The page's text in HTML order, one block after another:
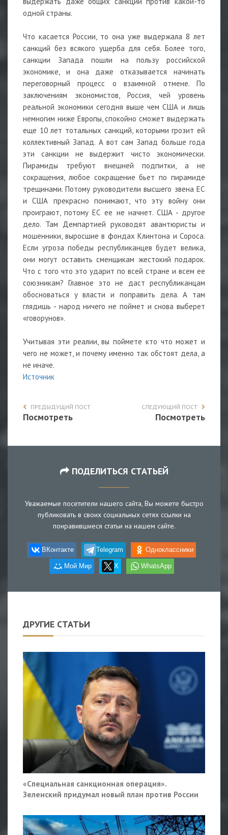
одной страны.
Что касается России, то она уже выдержала 8 лет
санкций без всякого ущерба для себя. Более того,
санкции Запада пошли на пользу российской
экономике, и она даже отказывается начинать
переговорный процесс о взаимной отмене. По
заключениям экономистов, Россия, чей уровень
реальной экономики сегодня выше чем США и лишь
немногим ниже Европы, спокойно сможет выдержать
еще 10 лет тотальных санкций, которыми грозит ей
коллективный Запад. А вот сам Запад больше года
эти санкции не выдержит чисто экономически.
Пирамиды требуют внешней подпитки, а не
сокращения, любое сокращение бьет по пирамиде
трещинами. Потому руководители высшего звена ЕС
и США прекрасно понимают, что эту войну они
проиграют, потому ЕС ее не начнет. США - другое
дело. Там Демпартией руководят авантюристы и
мошенники, выросшие в фондах Клинтона и Сороса.
Если угроза победы республиканцев будет велика,
они могут оставить сменщикам жестокий подарок.
Что с того что это ударит по всей стране и всем ее
союзникам? Главное это не даст республиканцам
обосноваться у власти и поправить дела. А там
глядишь - народ ничего не поймет и снова выберет
«говорунов».
Учитывая эти реалии, вы поймете кто что может и
чего не может, и почему именно так обстоят дела, а
не иначе.
Источник
ПРЕДЫДУЩИЙ ПОСТ
Посмотреть
СЛЕДУЮЩИЙ ПОСТ
Посмотреть
ПОДЕЛИТЬСЯ СТАТЬЕЙ
Уважаемые посетители нашего сайта, Вы можете быстро
публиковать в своих социальных сетях ссылки на
понравившиеся статьи на нашем сайте.
ВКонтакте Telegram Одноклассники
Мой Мир X WhatsApp
ДРУГИЕ СТАТЬИ
«Специальная санкционная операция».
Зеленский придумал новый план против России